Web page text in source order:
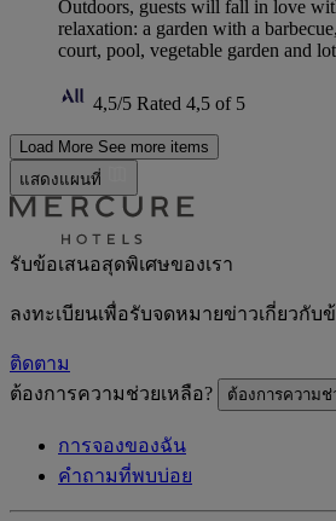
Outdoors, guests will fall in love
relaxation: a garden with a
court, pool, vegetable garden and
4,5/5 Rated 4,5 of 5
Load More See more items
แสดงแผนที่
รับข้อเสนอสุดพิเศษของเรา
ลงทะเบียนเพื่อรับจดหมายข่าวเกี่ยวกับ
ติดตาม
ต้องการความช่วยเหลือ?
ต้องการความช่
การจองของฉัน
คำถามที่พบบ่อย